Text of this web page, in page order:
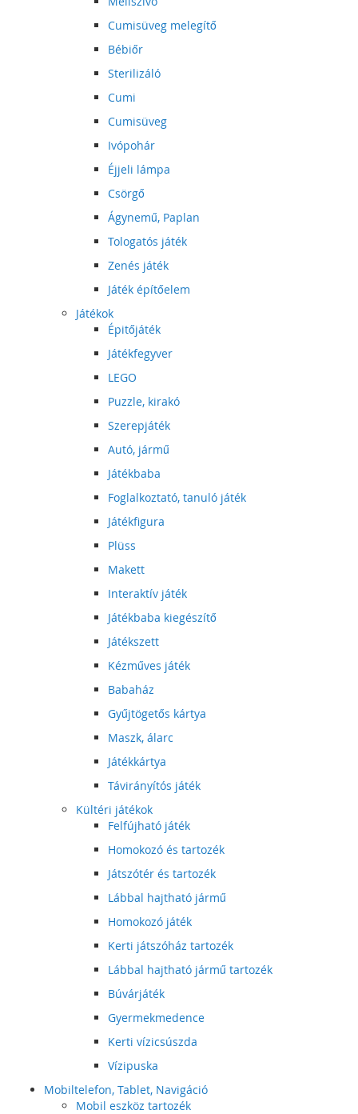
Cumisüveg melegítő
Bébiőr
Sterilizáló
Cumi
Cumisüveg
Ivópohár
Éjjeli lámpa
Csörgő
Ágynemű, Paplan
Tologatós játék
Zenés játék
Játék építőelem
Játékok
Épitőjáték
Játékfegyver
LEGO
Puzzle, kirakó
Szerepjáték
Autó, jármű
Játékbaba
Foglalkoztató, tanuló játék
Játékfigura
Plüss
Makett
Interaktív játék
Játékbaba kiegészítő
Játékszett
Kézműves játék
Babaház
Gyűjtögetős kártya
Maszk, álarc
Játékkártya
Távirányítós játék
Kültéri játékok
Felfújható játék
Homokozó és tartozék
Játszótér és tartozék
Lábbal hajtható jármű
Homokozó játék
Kerti játszóház tartozék
Lábbal hajtható jármű tartozék
Búvárjáték
Gyermekmedence
Kerti vízicsúszda
Vízipuska
Mobiltelefon, Tablet, Navigáció
Mobil eszköz tartozék